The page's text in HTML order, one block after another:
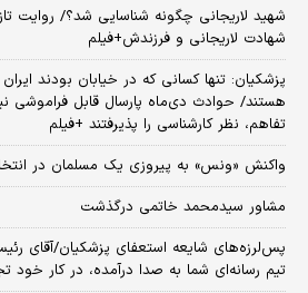
شهید لاریجانی چگونه شناسایی شد؟/ روایت
شهادت لاریجانی و فرزندش+فیلم
پزشکیان: تنها کسانی که در خیابان بودند
هستند/ حوادث دی‌ماه پارسال قابل فراموشی
تفاهم، نظر کارشناسی را پذیرفتند +فیلم
واکنش «ونس» به پیروزی یک مسلمان در
مشاور سیدمحمد خاتمی درگذشت
پس‌لرزه‌های شایعه استعفای پزشکیان/آقای
تیم رسانه‌ای شما به صدا درآمده، در کار خود